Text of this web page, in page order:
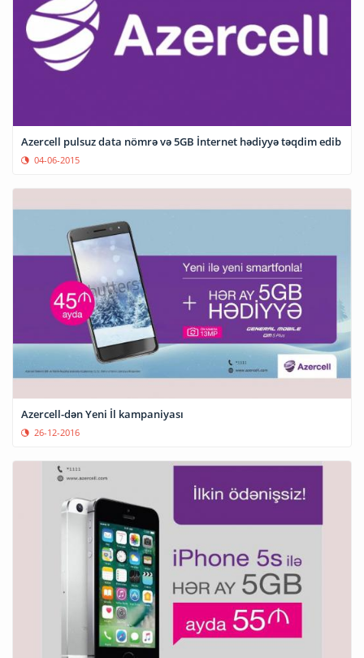
Azercell pulsuz data nömrə və 5GB İnternet hədiyyə təqdim edib
04-06-2015
Azercell-dən Yeni İl kampaniyası
26-12-2016